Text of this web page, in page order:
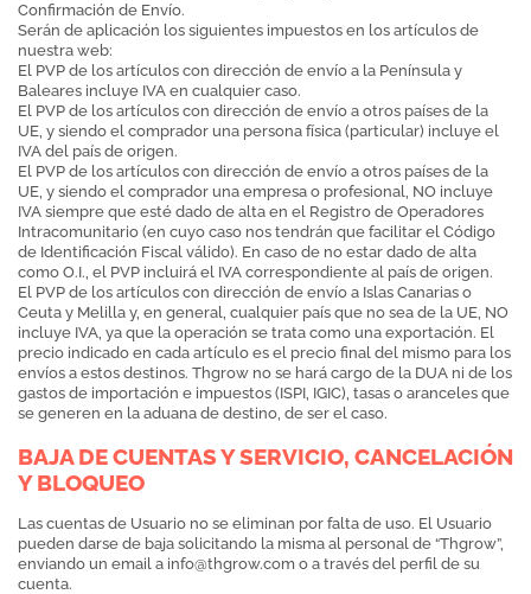
Confirmación de Envío.
Serán de aplicación los siguientes impuestos en los artículos de
nuestra web:
El PVP de los artículos con dirección de envío a la Península y
Baleares incluye IVA en cualquier caso.
El PVP de los artículos con dirección de envío a otros países de la
UE, y siendo el comprador una persona física (particular) incluye el
IVA del país de origen.
El PVP de los artículos con dirección de envío a otros países de la
UE, y siendo el comprador una empresa o profesional, NO incluye
IVA siempre que esté dado de alta en el Registro de Operadores
Intracomunitario (en cuyo caso nos tendrán que facilitar el Código
de Identificación Fiscal válido). En caso de no estar dado de alta
como O.I., el PVP incluirá el IVA correspondiente al país de origen.
El PVP de los artículos con dirección de envío a Islas Canarias o
Ceuta y Melilla y, en general, cualquier país que no sea de la UE, NO
incluye IVA, ya que la operación se trata como una exportación. El
precio indicado en cada artículo es el precio final del mismo para los
envíos a estos destinos. Thgrow no se hará cargo de la DUA ni de los
gastos de importación e impuestos (ISPI, IGIC), tasas o aranceles que
se generen en la aduana de destino, de ser el caso.
BAJA DE CUENTAS Y SERVICIO, CANCELACIÓN
Y BLOQUEO
Las cuentas de Usuario no se eliminan por falta de uso. El Usuario
pueden darse de baja solicitando la misma al personal de “Thgrow”,
enviando un email a info@thgrow.com o a través del perfil de su
cuenta.